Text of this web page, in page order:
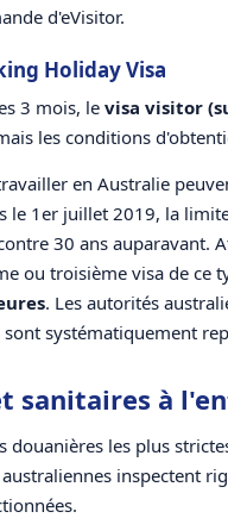
d'eVisitor.
Holiday Visa
3 mois, le visa visitor
les conditions
en Australie
le 1er juillet 2019, la
30 ans auparavant.
ou troisième visa de ce
. Les autorités
systématiquement
sanitaires à
les plus
australiennes inspectent